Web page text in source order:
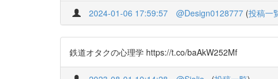
2024-01-06 17:59:57 @Design0128777 (投稿一
鉄道オタクの心理学 https://t.co/baAkW252Mf